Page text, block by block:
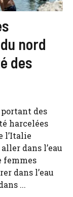
nord
des
des
harcelées
l’Italie
dans l’eau
femmes
dans l’eau
...